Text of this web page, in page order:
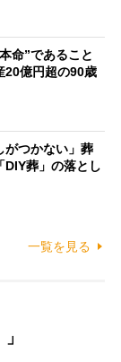
命”であること
20億円超の90歳
がつかない」葬
DIY葬」の落とし
一覧を見る